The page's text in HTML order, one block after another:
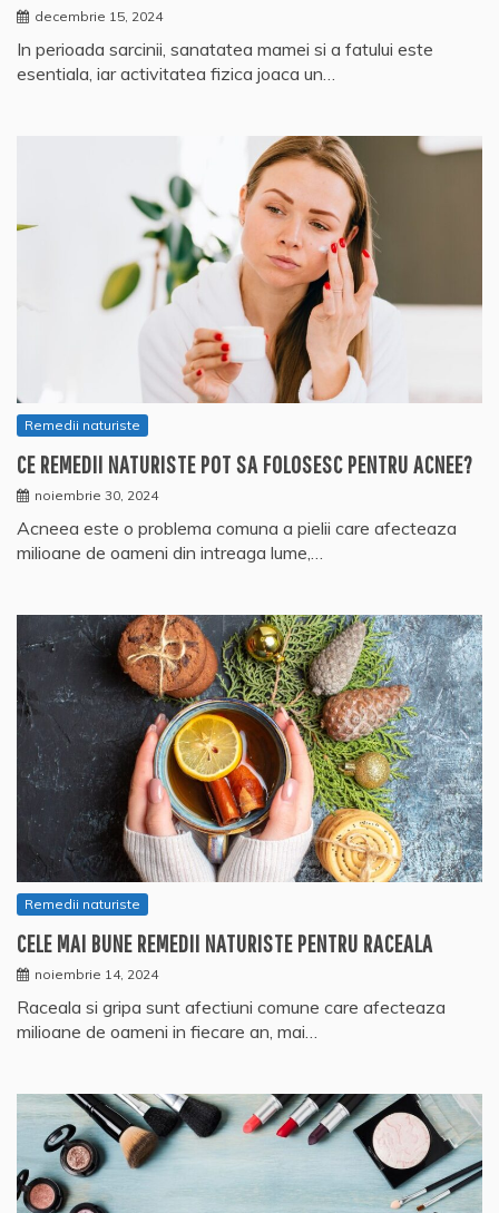
decembrie 15, 2024
In perioada sarcinii, sanatatea mamei si a fatului este
esentiala, iar activitatea fizica joaca un…
Remedii naturiste
CE REMEDII NATURISTE POT SA FOLOSESC PENTRU ACNEE?
noiembrie 30, 2024
Acneea este o problema comuna a pielii care afecteaza
milioane de oameni din intreaga lume,…
Remedii naturiste
CELE MAI BUNE REMEDII NATURISTE PENTRU RACEALA
noiembrie 14, 2024
Raceala si gripa sunt afectiuni comune care afecteaza
milioane de oameni in fiecare an, mai…